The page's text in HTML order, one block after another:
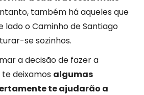
também há aqueles que
lado o Caminho de Santiago
se sozinhos.
a decisão de fazer a
deixamos algumas
te ajudarão a